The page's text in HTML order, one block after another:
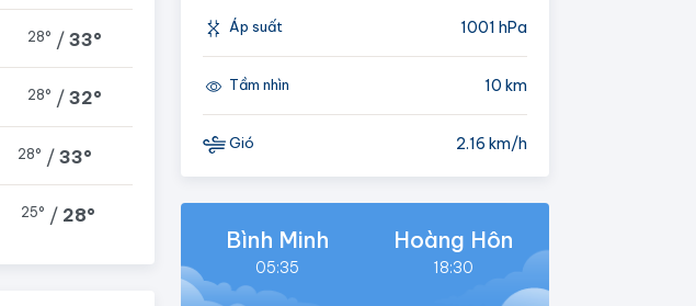
28° / 33°
28° / 32°
28° / 33°
25° / 28°
Áp suất 1001 hPa
Tầm nhìn 10 km
Gió 2.16 km/h
Bình Minh
05:35
Hoàng Hôn
18:30